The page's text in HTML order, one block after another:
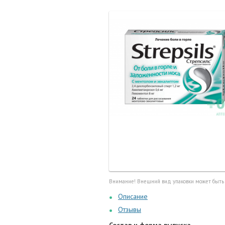
Мед.
Очки
Перчатки,
Тесты,
Шприцы,
Внимание! Внешний вид упаковки может
Описание
Отзывы